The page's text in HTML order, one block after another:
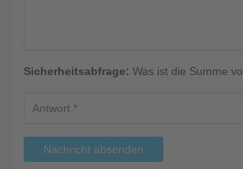
Sicherheitsabfrage: Was ist die Summe
Nachricht absenden